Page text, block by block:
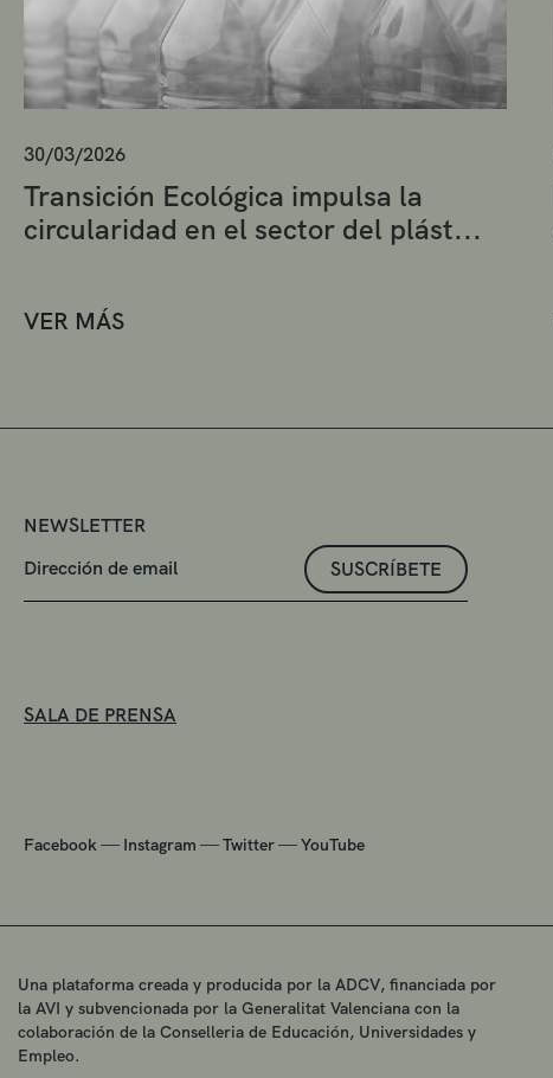
30/03/2026
Transición Ecológica impulsa la
circularidad en el sector del plást...
VER MÁS
NEWSLETTER
SUSCRÍBETE
SALA DE PRENSA
Facebook — Instagram —Twitter—YouTube
Una plataforma creada y producida por la ADCV, financiada por
la AVI y subvencionada por la Generalitat Valenciana con la
colaboración de la Conselleria de Educación, Universidades y
Empleo.